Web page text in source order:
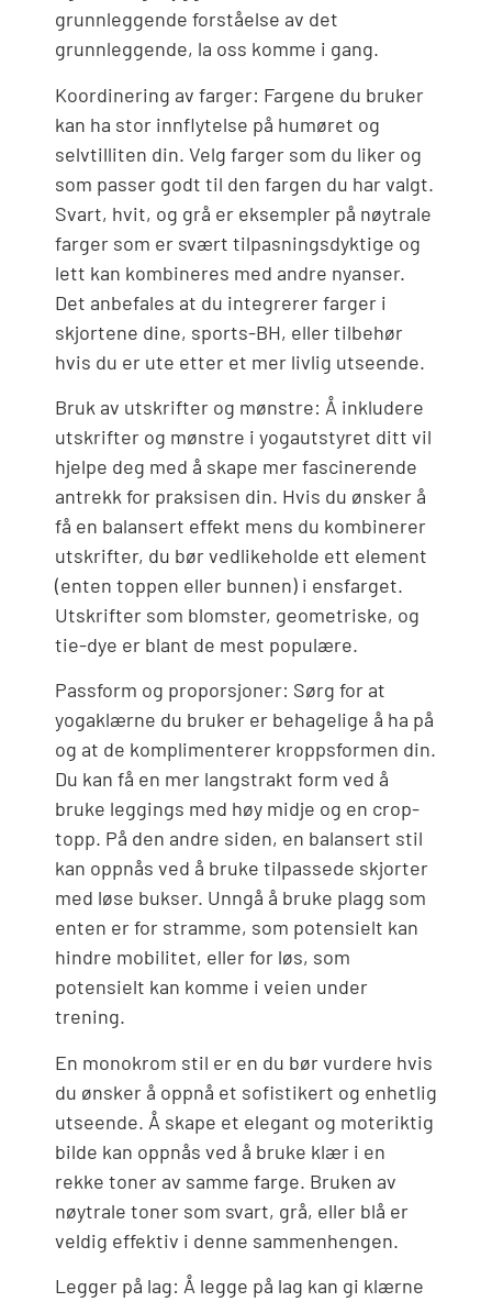
grunnleggende forståelse av det
grunnleggende, la oss komme i gang.
Koordinering av farger: Fargene du bruker
kan ha stor innflytelse på humøret og
selvtilliten din. Velg farger som du liker og
som passer godt til den fargen du har valgt.
Svart, hvit, og grå er eksempler på nøytrale
farger som er svært tilpasningsdyktige og
lett kan kombineres med andre nyanser.
Det anbefales at du integrerer farger i
skjortene dine, sports-BH, eller tilbehør
hvis du er ute etter et mer livlig utseende.
Bruk av utskrifter og mønstre: Å inkludere
utskrifter og mønstre i yogautstyret ditt vil
hjelpe deg med å skape mer fascinerende
antrekk for praksisen din. Hvis du ønsker å
få en balansert effekt mens du kombinerer
utskrifter, du bør vedlikeholde ett element
(enten toppen eller bunnen) i ensfarget.
Utskrifter som blomster, geometriske, og
tie-dye er blant de mest populære.
Passform og proporsjoner: Sørg for at
yogaklærne du bruker er behagelige å ha på
og at de komplimenterer kroppsformen din.
Du kan få en mer langstrakt form ved å
bruke leggings med høy midje og en crop-
topp. På den andre siden, en balansert stil
kan oppnås ved å bruke tilpassede skjorter
med løse bukser. Unngå å bruke plagg som
enten er for stramme, som potensielt kan
hindre mobilitet, eller for løs, som
potensielt kan komme i veien under
trening.
En monokrom stil er en du bør vurdere hvis
du ønsker å oppnå et sofistikert og enhetlig
utseende. Å skape et elegant og moteriktig
bilde kan oppnås ved å bruke klær i en
rekke toner av samme farge. Bruken av
nøytrale toner som svart, grå, eller blå er
veldig effektiv i denne sammenhengen.
Legger på lag: Å legge på lag kan gi klærne